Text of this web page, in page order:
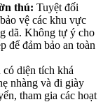
thú: Tuyệt đối
vệ các khu vực
dã. Không tự ý cho
để đảm bảo an toàn
diện tích khá
nhàng và đi giày
tham gia các hoạt